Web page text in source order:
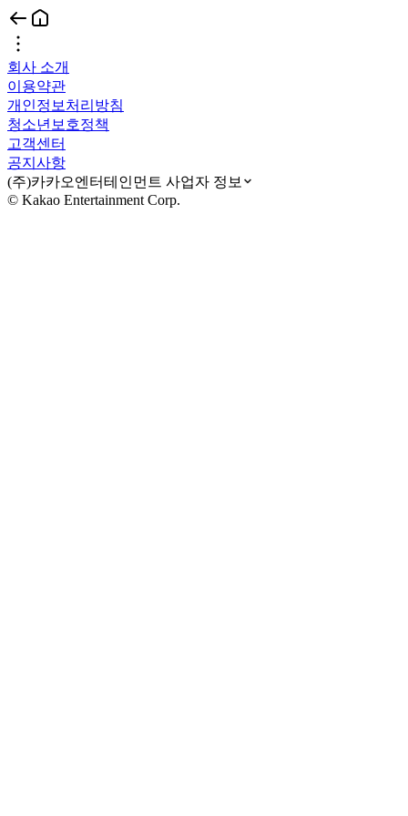
회사 소개
이용약관
개인정보처리방침
청소년보호정책
고객센터
공지사항
(주)카카오엔터테인먼트 사업자 정보
© Kakao Entertainment Corp.